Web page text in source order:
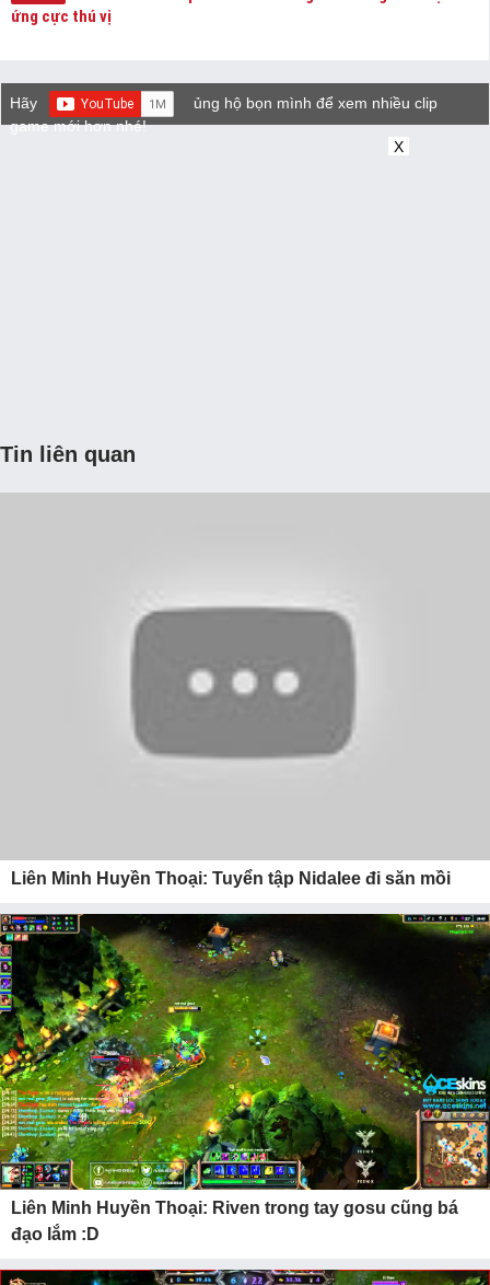
ứng cực thú vị
Hãy
ủng hộ bọn mình để xem nhiều clip
game mới hơn nhé!
X
Tin liên quan
Liên Minh Huyền Thoại: Tuyển tập Nidalee đi săn mồi
Liên Minh Huyền Thoại: Riven trong tay gosu cũng bá
đạo lắm :D